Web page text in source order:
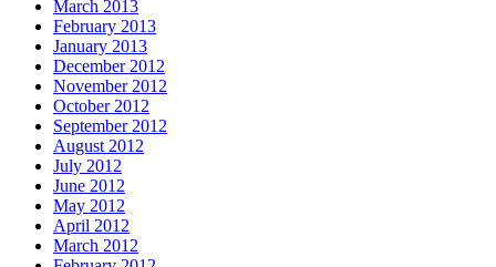
March 2013
February 2013
January 2013
December 2012
November 2012
October 2012
September 2012
August 2012
July 2012
June 2012
May 2012
April 2012
March 2012